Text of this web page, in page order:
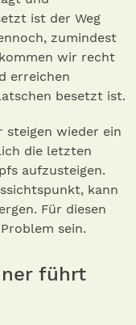
ist der Weg
zumindest
wir recht
erreichen
besetzt ist.
steigen wieder ein
die letzten
aufzusteigen.
kann
Für diesen
sein.
führt